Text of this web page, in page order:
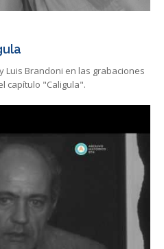
Luis Brandoni en las grabaciones
capítulo "Caligula".